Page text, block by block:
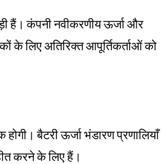
हैं। कंपनी नवीकरणीय ऊर्जा और
के लिए अतिरिक्त आपूर्तिकर्ताओं को
बैटरी ऊर्जा भंडारण प्रणालियाँ
करने के लिए हैं।